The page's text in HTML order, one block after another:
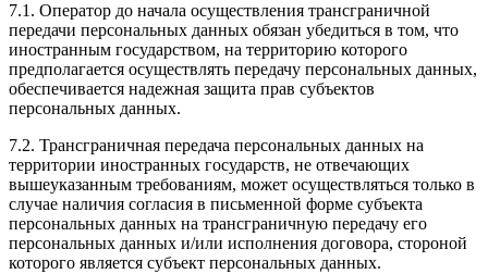
7.1. Оператор до начала осуществления трансграничной
передачи персональных данных обязан убедиться в том, что
иностранным государством, на территорию которого
предполагается осуществлять передачу персональных данных,
обеспечивается надежная защита прав субъектов
персональных данных.
7.2. Трансграничная передача персональных данных на
территории иностранных государств, не отвечающих
вышеуказанным требованиям, может осуществляться только в
случае наличия согласия в письменной форме субъекта
персональных данных на трансграничную передачу его
персональных данных и/или исполнения договора, стороной
которого является субъект персональных данных.